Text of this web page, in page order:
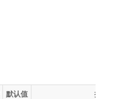
默认值 描述